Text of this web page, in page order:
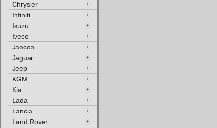
Chrysler
Infiniti
Isuzu
Iveco
Jaecoo
Jaguar
Jeep
KGM
Kia
Lada
Lancia
Land Rover